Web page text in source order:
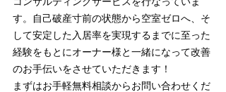
す。自己破産寸前の状態から空室ゼロへ、そ
して安定した入居率を実現するまでに至った
経験をもとにオーナー様と一緒になって改善
のお手伝いをさせていただきます！
まずはお手軽無料相談からお問い合わせくだ